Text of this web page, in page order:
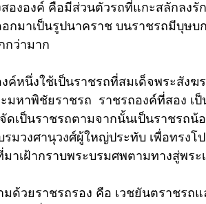
ององค์ คือมีส่วนตัวรถที่แกะสลักลงรั
กมาเป็นรูปนาคราช บนราชรถมีบุษบ
กว่ามาก
นึ่งใช้เป็นราชรถที่สมเด็จพระสังฆ
มหาพิชัยราชรถ ราชรถองค์ที่สอง เป็
ดเป็นราชรถตามจากนั้นเป็นราชรถน้
รมวงศานุวงศ์ผู้ใหญ่ประทับ เพื่อทรงโ
าเฝ้ากราบพระบรมศพตามทางสู่พระ
ยราชรถรอง คือ เวชยันตราชรถแ